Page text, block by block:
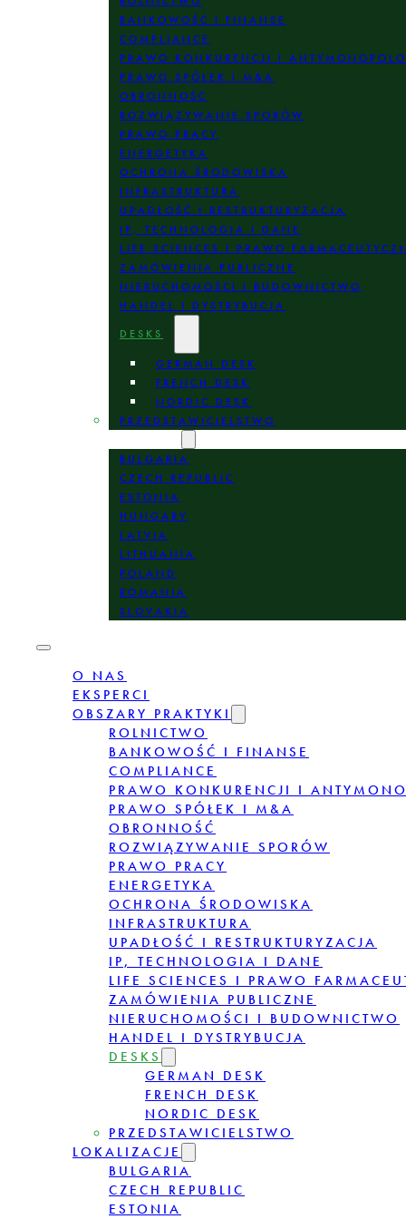
BANKOWOŚĆ I FINANSE
COMPLIANCE
PRAWO KONKURENCJI I
PRAWO SPÓŁEK I M&A
OBRONNOŚĆ
ROZWIĄZYWANIE SPORÓW
PRAWO PRACY
ENERGETYKA
OCHRONA ŚRODOWISKA
INFRASTRUKTURA
UPADŁOŚĆ I RESTRUKTURYZACJA
IP, TECHNOLOGIA I DANE
LIFE SCIENCES I PRAWO
ZAMÓWIENIA PUBLICZNE
NIERUCHOMOŚCI I BUDOWNICTWO
HANDEL I DYSTRYBUCJA
DESKS
GERMAN DESK
FRENCH DESK
NORDIC DESK
PRZEDSTAWICIELSTWO
BULGARIA
CZECH REPUBLIC
ESTONIA
HUNGARY
LATVIA
LITHUANIA
POLAND
ROMANIA
SLOVAKIA
O NAS
EKSPERCI
OBSZARY PRAKTYKI
ROLNICTWO
BANKOWOŚĆ I FINANSE
COMPLIANCE
PRAWO KONKURENCJI I
PRAWO SPÓŁEK I M&A
OBRONNOŚĆ
ROZWIĄZYWANIE SPORÓW
PRAWO PRACY
ENERGETYKA
OCHRONA ŚRODOWISKA
INFRASTRUKTURA
UPADŁOŚĆ I RESTRUKTURYZACJA
IP, TECHNOLOGIA I DANE
LIFE SCIENCES I PRAWO
ZAMÓWIENIA PUBLICZNE
NIERUCHOMOŚCI I BUDOWNICTWO
HANDEL I DYSTRYBUCJA
DESKS
GERMAN DESK
FRENCH DESK
NORDIC DESK
PRZEDSTAWICIELSTWO
LOKALIZACJE
BULGARIA
CZECH REPUBLIC
ESTONIA